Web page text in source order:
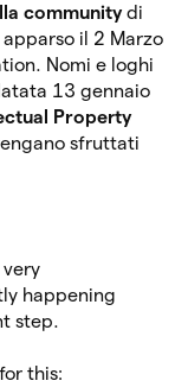
communitydi
il 2 Marzo
Nomi e loghi
13 gennaio
Property
sfruttati
very
happening
step.
this: